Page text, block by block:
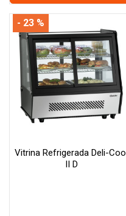
Vitrina Refrigerada Deli-Cool
II D
- 23 %